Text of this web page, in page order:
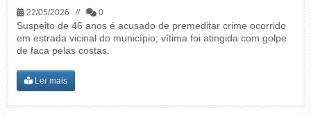
22/05/2026 // 0
Suspeito de 46 anos é acusado de premeditar crime ocorrido
em estrada vicinal do município; vítima foi atingida com golpe
de faca pelas costas.
Ler mais